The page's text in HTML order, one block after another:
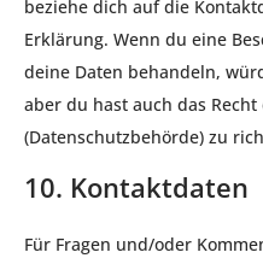
beziehe dich auf die
Erklärung. Wenn du eine
deine Daten behandeln,
aber du hast auch das
(Datenschutzbehörde) zu
10. Kontaktdaten
Für Fragen und/oder